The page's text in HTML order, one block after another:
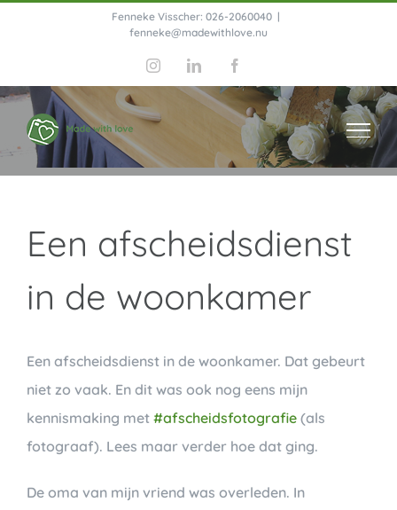
Fenneke Visscher: 026-2060040 |
fenneke@madewithlove.nu
InstagramLinkedIn
Een afscheidsdienst
in de woonkamer
Een afscheidsdienst in de woonkamer. Dat gebeurt
niet zo vaak. En dit was ook nog eens mijn
kennismaking met #afscheidsfotografie (als
fotograaf). Lees maar verder hoe dat ging.
De oma van mijn vriend was overleden. In